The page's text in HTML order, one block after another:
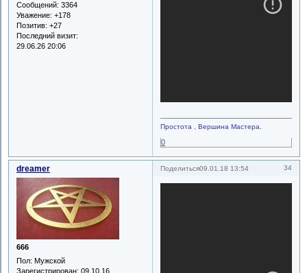
Сообщений: 3364
Уважение: +178
Позитив: +27
Последний визит:
29.06.26 20:06
Простота , Вершина Мастера.
0
Поделиться 34
09.01.18 13:54
dreamer
666
Пол: Мужской
Зарегистрирован: 09.10.16